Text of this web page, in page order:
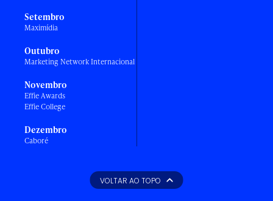
Setembro
Maximídia
Outubro
Marketing Network Internacional
Novembro
Effie Awards
Effie College
Dezembro
Caboré
VOLTAR AO TOPO